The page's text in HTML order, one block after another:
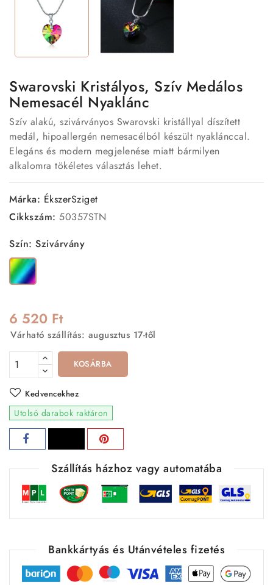
Swarovski Kristályos, Szív Medálos
Nemesacél Nyaklánc
Szív alakú, szivárványos Swarovski kristállyal díszített
medál, hipoallergén nemesacélból készült nyaklánccal.
Elegáns és modern megjelenése miatt bármilyen
alkalomra tökéletes választás lehet.
Márka: ÉkszerSziget
Cikkszám: 50357STN
Szín: Szivárvány
Szivárvány
6 520 Ft
Várható szállítás: augusztus 17-től
KOSÁRBA
Kedvencekhez
Utolsó darabok raktáron
Szállítás házhoz vagy automatába
Bankkártyás és Utánvételes fizetés